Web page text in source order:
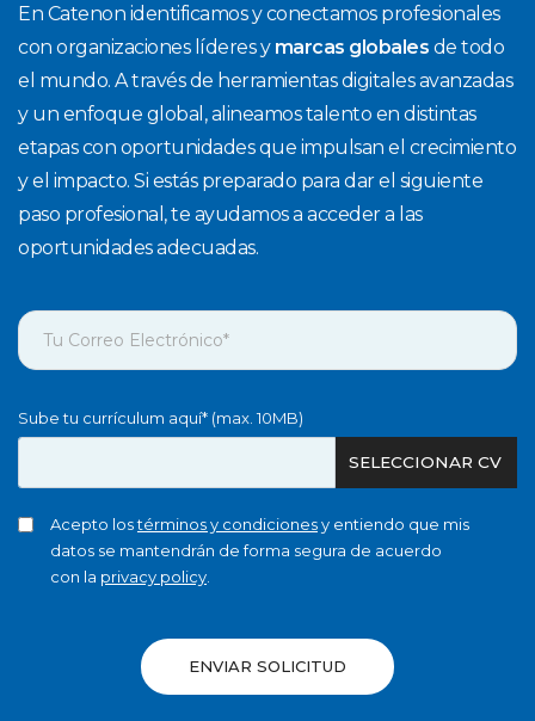
En Catenon identificamos y conectamos profesionales
con organizaciones líderes y marcas globales de todo
el mundo. A través de herramientas digitales avanzadas
y un enfoque global, alineamos talento en distintas
etapas con oportunidades que impulsan el crecimiento
y el impacto. Si estás preparado para dar el siguiente
paso profesional, te ayudamos a acceder a las
oportunidades adecuadas.
Sube tu currículum aquí* (max. 10MB)
SELECCIONAR CV
Acepto lostérminos y condicionesy entiendo que mis
datos se mantendrán de forma segura de acuerdo
con la privacy policy
ENVIAR SOLICITUD